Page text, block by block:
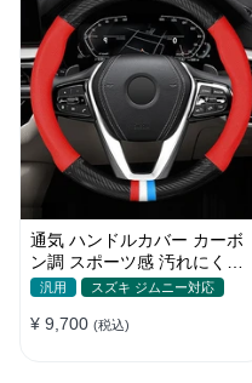
通気 ハンドルカバー カーボ
ン調 スポーツ感 汚れにくい
滑り止め かっこいい 取り付
汎用 スズキ ジムニー対応
¥ 9,700 (税込)